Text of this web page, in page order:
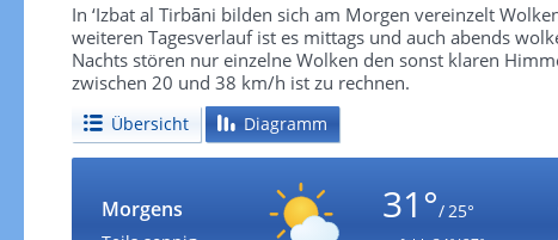
In ‘Izbat al Tirbāni bilden sich am Morgen vereinzelt
weiteren Tagesverlauf ist es mittags und auch abends
Nachts stören nur einzelne Wolken den sonst klaren
zwischen 20 und 38 km/h ist zu rechnen.
Übersicht Diagramm
Morgens 31°/ 25°